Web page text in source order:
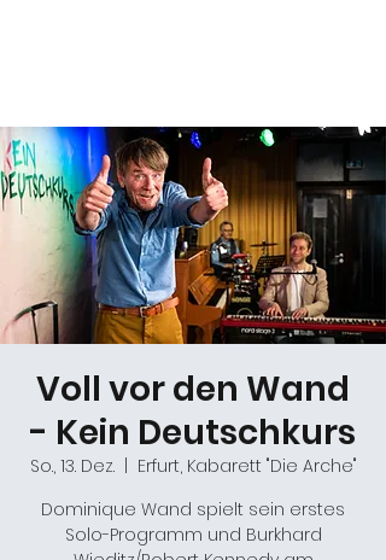
Voll vor den Wand
- Kein Deutschkurs
So., 13. Dez.
  |
Erfurt, Kabarett "Die Arche"
Dominique Wand spielt sein erstes
Solo-Programm und Burkhard